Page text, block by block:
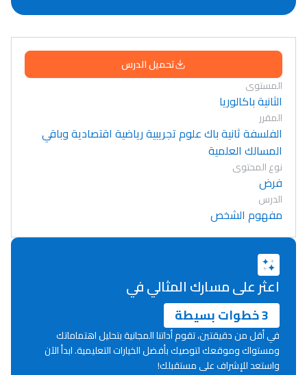
Lycée Maroc
التعليم الثانوي التأهيلي
تحميل الدرس
المستوى
الثانية باكالوريا
المقرر
الفلسفة ثانية باك علوم تجريبية رياضية اقتصادية وباقي
المسالك العلمية
نوع المحتوى
فرض
الدرس
مفهوم الشخص
اعثر على مسارك المثالي في
3 خطوات بسيطة
في أقل من دقيقتين، تقوم أداتنا المجانية بتحليل اهتماماتك
ومستواك وموقعك لتوصيك بأفضل الخيارات التعليمية. ابدأ الآن
واستعد للإشراف على مستقبلك!